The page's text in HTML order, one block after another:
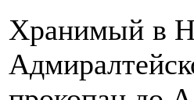
Хранимый в